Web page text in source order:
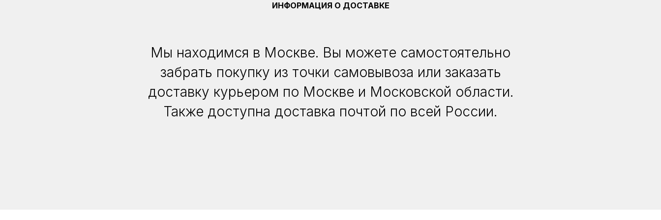
ИНФОРМАЦИЯ О ДОСТАВКЕ
Мы находимся в Москве. Вы можете самостоятельно
забрать покупку из точки самовывоза или заказать
доставку курьером по Москве и Московской области.
Также доступна доставка почтой по всей России.